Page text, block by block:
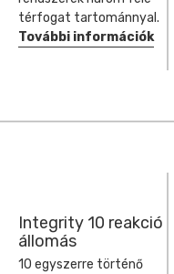
térfogat tartománnyal.
További információk
Integrity 10 reakció
állomás
10 egyszerre történő